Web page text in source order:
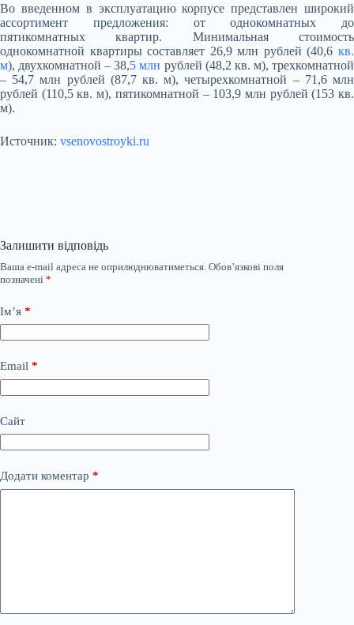
Во введенном в эксплуатацию корпусе представлен широкий
ассортимент предложения: от однокомнатных до
пятикомнатных квартир. Минимальная стоимость
однокомнатной квартиры составляет 26,9 млн рублей (40,6 кв.
м), двухкомнатной – 38,5 млн рублей (48,2 кв. м), трехкомнатной
– 54,7 млн рублей (87,7 кв. м), четырехкомнатной – 71,6 млн
рублей (110,5 кв. м), пятикомнатной – 103,9 млн рублей (153 кв.
м).
Источник: vsenovostroyki.ru
Залишити відповідь
Ваша e-mail адреса не оприлюднюватиметься. Обов’язкові поля
позначені *
Ім’я *
Email *
Сайт
Додати коментар *